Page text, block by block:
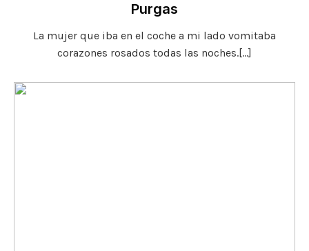
Purgas
La mujer que iba en el coche a mi lado vomitaba
corazones rosados todas las noches.[…]